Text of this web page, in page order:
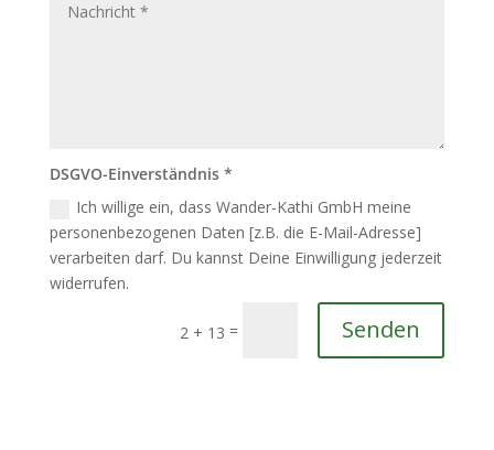
DSGVO-Einverständnis *
Ich willige ein, dass Wander-Kathi GmbH meine
personenbezogenen Daten [z.B. die E-Mail-Adresse]
verarbeiten darf. Du kannst Deine Einwilligung jederzeit
widerrufen.
2 + 13 = Senden